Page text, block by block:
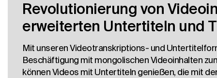
Revolutionierung von
erweiterten Untertiteln und
Mit unseren Videotranskriptions- und
Beschäftigung mit mongolischen Videoinhalten
können Videos mit Untertiteln genießen, die mit